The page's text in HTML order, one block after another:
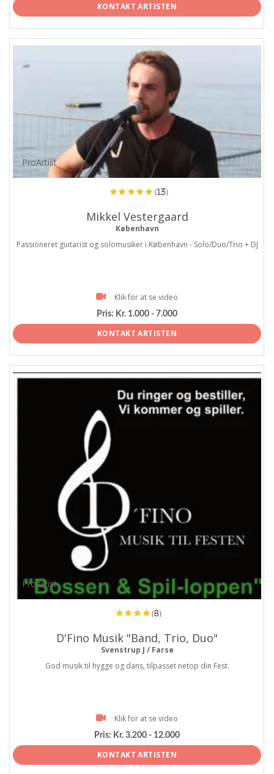
KONTAKT ARTISTEN
ProArtist
(13)
Mikkel Vestergaard
København
Passioneret guitarist og solomusiker i København - Solo/Duo/Trio + DJ
Klik for at se video
Pris: Kr. 1.000 - 7.000
KONTAKT ARTISTEN
ProArtist
(8)
D'Fino Musik "Band, Trio, Duo"
Svenstrup J / Farsø
God musik til hygge og dans, tilpasset netop din Fest.
Klik for at se video
Pris: Kr. 3.200 - 12.000
KONTAKT ARTISTEN